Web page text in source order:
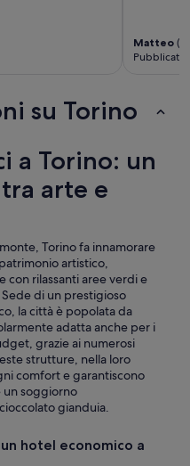
Matteo
Pubblicata
su Torino
a Torino: un
arte e
Torino fa innamorare
artistico,
con rilassanti aree verdi e
di un prestigioso
la città è popolata da
adatta anche per i
grazie ai numerosi
strutture, nella loro
comfort e garantiscono
un soggiorno
gianduia.
hotel economico a